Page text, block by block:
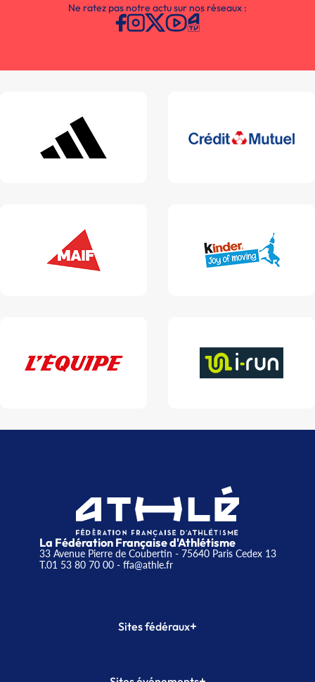
Ne ratez pas notre actu sur nos réseaux :
La Fédération Française d'Athlétisme
33 Avenue Pierre de Coubertin - 75640 Paris Cedex 13
T.01 53 80 70 00- ffa@athle.fr
Sites fédéraux+